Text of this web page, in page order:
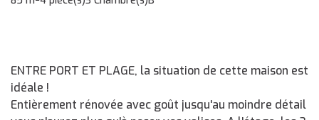
ENTRE PORT ET PLAGE, la situation de cette maison est
idéale !
Entièrement rénovée avec goût jusqu'au moindre détail